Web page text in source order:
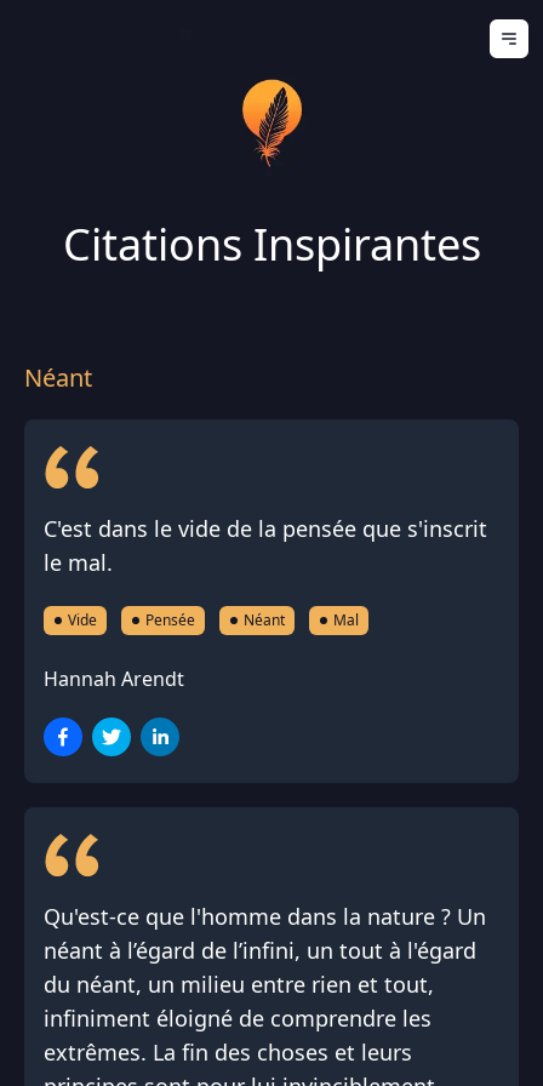
Citations Inspirantes
Néant
C'est dans le vide de la pensée que s'inscrit
le mal.
Vide Pensée Néant Mal
Hannah Arendt
Qu'est‑ce que l'homme dans la nature ? Un
néant à l’égard de l’infini, un tout à l'égard
du néant, un milieu entre rien et tout,
infiniment éloigné de comprendre les
extrêmes. La fin des choses et leurs